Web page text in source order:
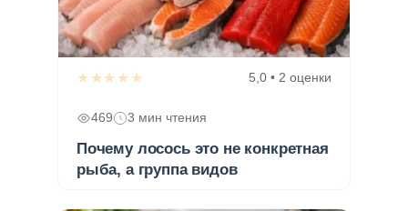
★★★★★ 5,0 • 2 оценки
469 3 мин чтения
Почему лосось это не конкретная
рыба, а группа видов